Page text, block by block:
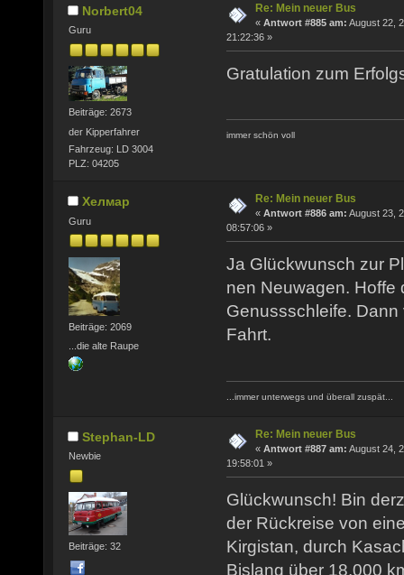
Norbert04
Guru
Beiträge: 2673
der Kipperfahrer
Fahrzeug: LD 3004
PLZ: 04205
Re: Mein neuer Bus
« Antwort #885 am: August 22,
21:22:36 »
Gratulation zum
immer schön voll
Хелмар
Guru
Beiträge: 2069
...die alte Raupe
Re: Mein neuer Bus
« Antwort #886 am: August 23,
08:57:06 »
Ja Glückwunsch zur
nen Neuwagen. Hoffe
Genussschleife.
Fahrt.
...immer unterwegs und überall zuspät...
Stephan-LD
Newbie
Beiträge: 32
Re: Mein neuer Bus
« Antwort #887 am: August 24,
19:58:01 »
Glückwunsch! Bin
der Rückreise von
Kirgistan, durch
Bislang über 18.000